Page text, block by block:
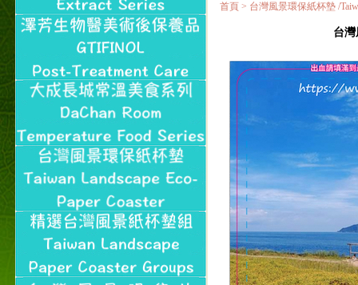
首頁 > 台灣風景環保紙杯墊 /
台灣